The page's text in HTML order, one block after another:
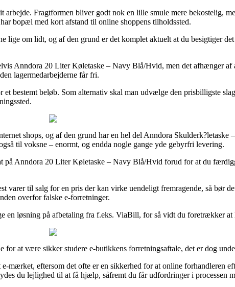
Fragtformen bliver godt nok en lille smule mere bekostelig,
bopæl med kort afstand til online shoppens tilholdssted.
om lidt, og af den grund er det komplet aktuelt at du besigtiger
Anndora 20 Liter Køletaske – Navy Blå/Hvid, men det afhænger af
lagermedarbejderne får fri.
bestemt beløb. Som alternativ skal man udvælge den prisbilligste
shops, og af den grund har en hel del Anndora Skulderk?letaske
til voksne – enormt, og endda nogle gange yde gebyrfri levering.
Anndora 20 Liter Køletaske – Navy Blå/Hvid forud for at du
varer til salg for en pris der kan virke uendeligt fremragende, så bør
overfor falske e-forretninger.
løsning på afbetaling fra f.eks. ViaBill, for så vidt du foretrækker at
at være sikker studere e-butikkens forretningsaftale, det er dog
eftersom det ofte er en sikkerhed for at online forhandleren
du lejlighed til at få hjælp, såfremt du får udfordringer i processen